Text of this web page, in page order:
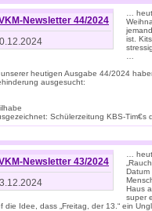
Newsletter 44/2024
…
ist.
unserer heutigen Ausgabe 44/2024
ausgesucht:
Schülerzeitung KBS-Tim€s
Newsletter 43/2024
…
Datum
Haus
super
die Idee, dass „Freitag, der 13.“ ein